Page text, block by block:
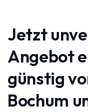
Jetzt
Angebot
günstig
Bochum